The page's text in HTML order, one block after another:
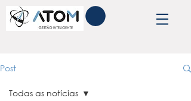
Post
Todas as notícias